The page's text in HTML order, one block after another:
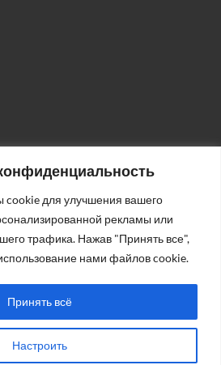
для улучшения вашего
рекламы или
трафика. Нажав "Принять все",
нами файлов cookie.
Настроить
Принять всё
сайте